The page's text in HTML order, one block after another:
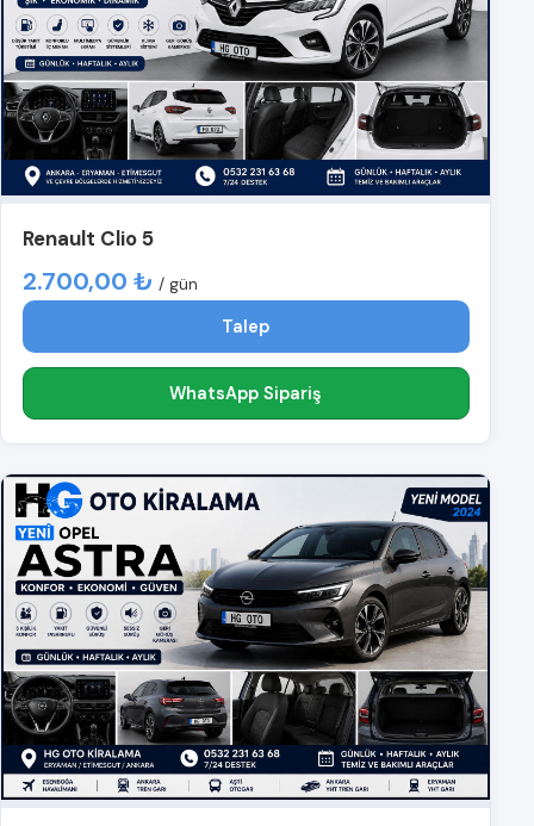
Renault Clio 5
2.700,00 ₺ / gün
Talep
WhatsApp Sipariş